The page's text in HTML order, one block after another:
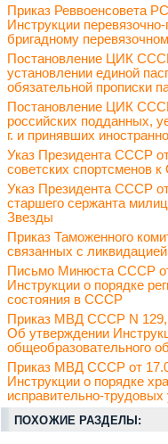
Приказ Реввоенсовета
Инструкции
бригадному
Постановление ЦИК
установлении единой
обязательной прописки
Постановление ЦИК
российских подданных,
г. и принявших
Указ Президента СССР
советских спортсменов
Указ Президента СССР
старшего сержанта
Звезды
Приказ Таможенного
связанных с
Письмо Минюста СССР
Инструкции о порядке
состояния в СССР
Приказ МВД СССР N 129,
Об утверждении
общеобразовательного
Приказ МВД СССР от
Инструкции о порядке
исправительно-
ПОХОЖИЕ РАЗДЕЛЫ: